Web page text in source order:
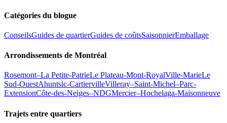
Catégories du blogue
ConseilsGuides de quartierGuides de coûtsSaisonnierEmballage
Arrondissements de Montréal
Rosemont–La Petite-PatrieLe Plateau-Mont-RoyalVille-MarieLe
Sud-OuestAhuntsic-CartiervilleVilleray–Saint-Michel–Parc-
ExtensionCôte-des-Neiges–NDGMercier–Hochelaga-Maisonneuve
Trajets entre quartiers